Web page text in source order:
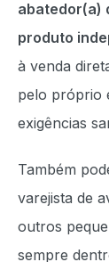
abatedor(a)
produto
à venda
pelo próprio
exigências
Também
varejista de
outros
sempre